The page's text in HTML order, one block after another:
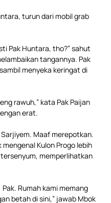
turun dari mobil grab
Pak Huntara, tho?” sahut
tangannya. Pak
menyeka keringat di
rawuh,” kata Pak Paijan
erat.
Sarjiyem. Maaf merepotkan.
Kulon Progo lebih
memperlihatkan
Rumah kami memang
betah di sini,” jawab Mbok